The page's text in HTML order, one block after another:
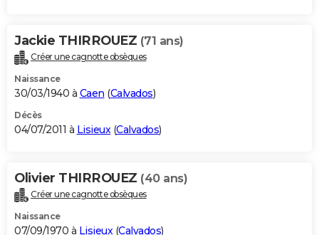
Jackie THIRROUEZ (71 ans)
Créer une cagnotte obsèques
Naissance
30/03/1940 à Caen (Calvados)
Décès
04/07/2011 à Lisieux(Calvados)
Olivier THIRROUEZ (40 ans)
Créer une cagnotte obsèques
Naissance
07/09/1970 à Lisieux(Calvados)